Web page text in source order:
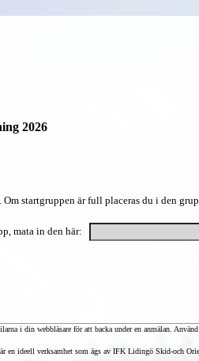
2026
startgruppen är full placeras du i den
mata in den här:
i din webbläsare för att backa under en anmälan.
en ideell verksamhet som ägs av IFK Lidingö Skid-och